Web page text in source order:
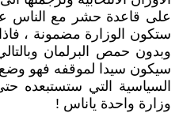
على قاعدة حشر مع الناس
ستكون الوزارة مضمونة ،
وبدون حمص البرلمان
سيكون سيدا لموقفه فهو
السياسية التي ستستبعده
وزارة واحدة ياناس !